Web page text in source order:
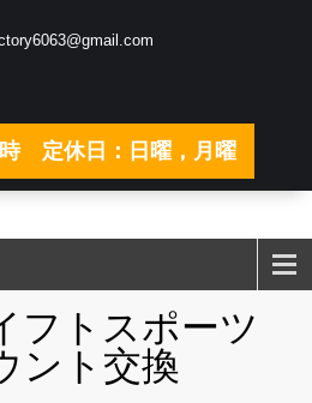
定休日：日曜，月曜
フトスポーツ
ント交換